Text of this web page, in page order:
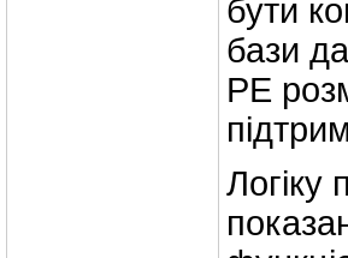
бути
бази
РЕ
Логіку